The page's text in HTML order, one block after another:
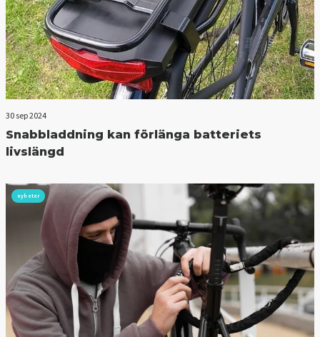
30 sep 2024
Snabbladdning kan förlänga batteriets
livslängd
nyheter